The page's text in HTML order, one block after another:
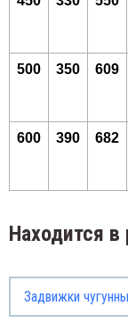
500 350 609
600 390 682
Находится в
Задвижки